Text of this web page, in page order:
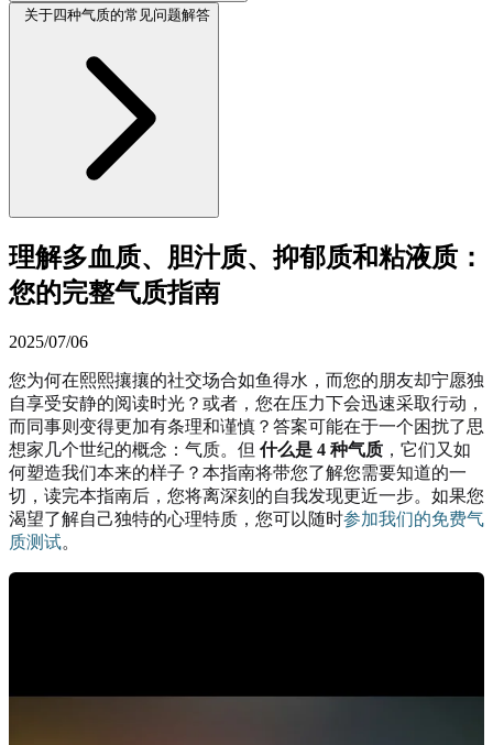
关于四种气质的常见问题解答
理解多血质、胆汁质、抑郁质和粘液质：
您的完整气质指南
2025/07/06
您为何在熙熙攘攘的社交场合如鱼得水，而您的朋友却宁愿独
自享受安静的阅读时光？或者，您在压力下会迅速采取行动，
而同事则变得更加有条理和谨慎？答案可能在于一个困扰了思
想家几个世纪的概念：气质。但 什么是 4 种气质 ，它们又如
何塑造我们本来的样子？本指南将带您了解您需要知道的一
切，读完本指南后，您将离深刻的自我发现更近一步。如果您
渴望了解自己独特的心理特质，您可以随时参加我们的免费气
质测试。